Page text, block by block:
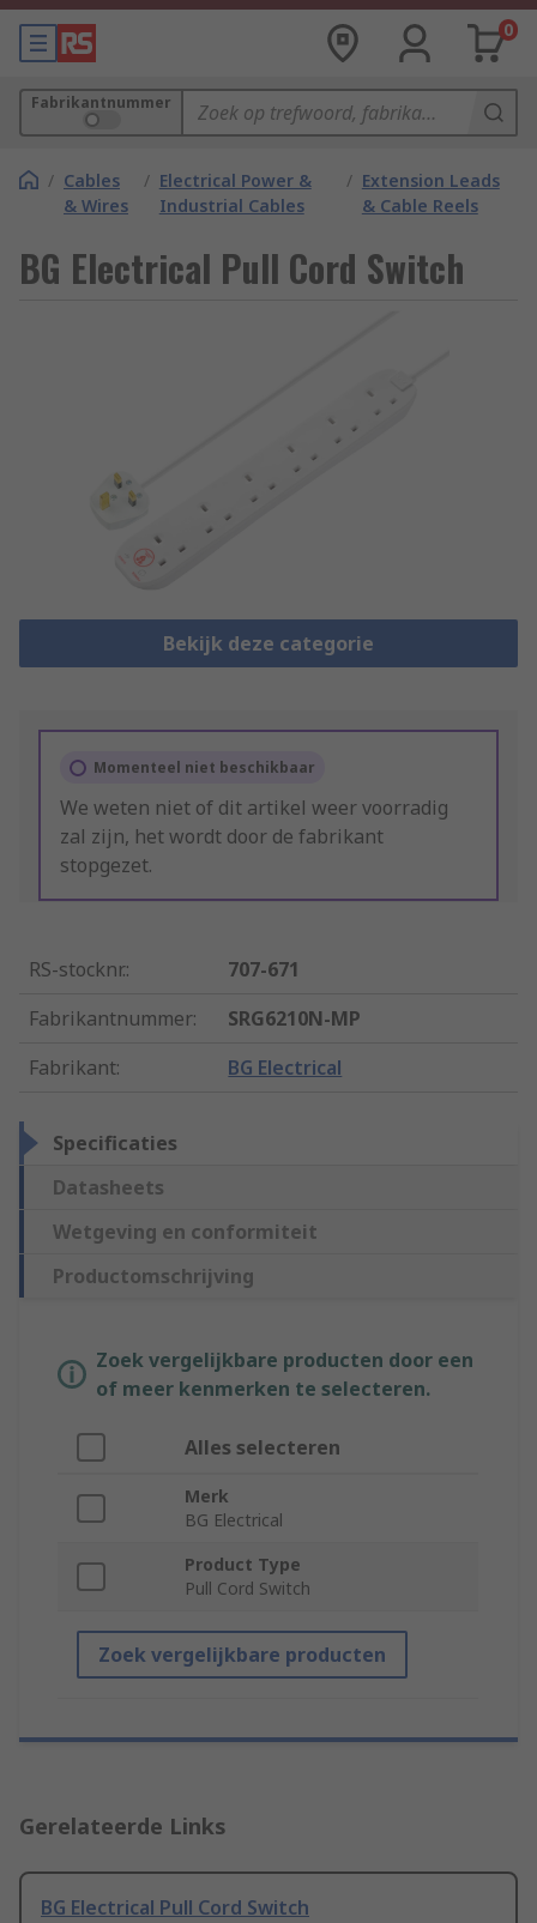
0
Fabrikantnummer
/ Cables
& Wires
/ Electrical Power &
Industrial Cables
/ Extension Leads
& Cable Reels
BG Electrical Pull Cord Switch
Bekijk deze categorie
Momenteel niet beschikbaar
We weten niet of dit artikel weer voorradig
zal zijn, het wordt door de fabrikant
stopgezet.
RS-stocknr.:
707-671
Fabrikantnummer:
SRG6210N-MP
Fabrikant: BG Electrical
Specificaties
Datasheets
Wetgeving en conformiteit
Productomschrijving
Zoek vergelijkbare producten door een
of meer kenmerken te selecteren.
Alles selecteren
Merk
BG Electrical
Product Type
Pull Cord Switch
Zoek vergelijkbare producten
Gerelateerde Links
BG Electrical Pull Cord Switch